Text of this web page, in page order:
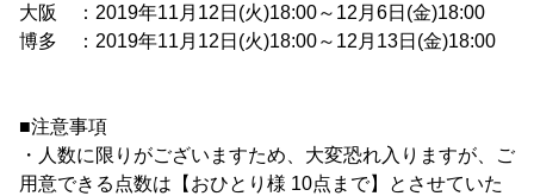
大阪 ：2019年11月12日(火)18:00～12月6日(金)18:00
博多 ：2019年11月12日(火)18:00～12月13日(金)18:00
■注意事項
・人数に限りがございますため、大変恐れ入りますが、ご
用意できる点数は【おひとり様 10点まで】とさせていた